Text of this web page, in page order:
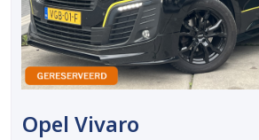
Opel Vivaro